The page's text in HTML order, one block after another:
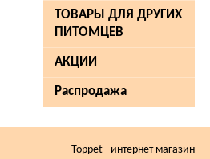
ТОВАРЫ ДЛЯ ДРУГИХ
ПИТОМЦЕВ
АКЦИИ
Распродажа
Toppet - интернет магазин